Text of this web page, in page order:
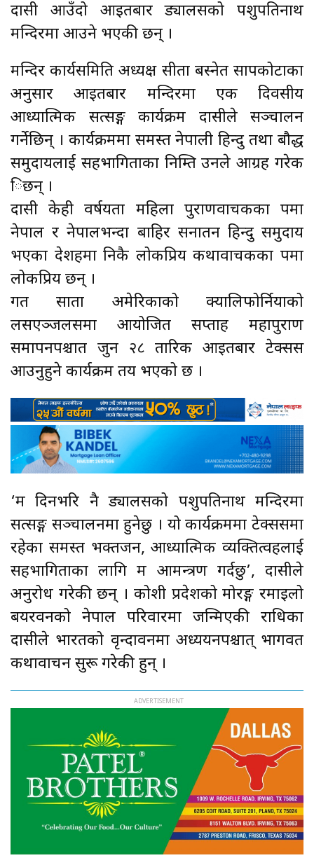
दासी आउँदो आइतबार ड्यालसको पशुपतिनाथ
मन्दिरमा आउने भएकी छन् ।
मन्दिर कार्यसमिति अध्यक्ष सीता बस्नेत सापकोटाका
अनुसार आइतबार मन्दिरमा एक दिवसीय
आध्यात्मिक सत्सङ्ग कार्यक्रम दासीले सञ्चालन
गर्नेछिन् । कार्यक्रममा समस्त नेपाली हिन्दु तथा बौद्ध
समुदायलाई सहभागिताका निम्ति उनले आग्रह गरेक
िछन् ।
दासी केही वर्षयता महिला पुराणवाचकका रुपमा
नेपाल र नेपालभन्दा बाहिर सनातन हिन्दु समुदाय
भएका देशहरुमा निकै लोकप्रिय कथावाचकका रुपमा
लोकप्रिय छन् ।
गत साता अमेरिकाको क्यालिफोर्नियाको
लसएञ्जलसमा आयोजित सप्ताह महापुराण
समापनपश्चात जुन २८ तारिक आइतबार टेक्सस
आउनुहुने कार्यक्रम तय भएको छ ।
‘म दिनभरि नै ड्यालसको पशुपतिनाथ मन्दिरमा
सत्सङ्ग सञ्चालनमा हुनेछु । यो कार्यक्रममा टेक्ससमा
रहेका समस्त भक्तजन, आध्यात्मिक व्यक्तित्वहरुलाई
सहभागिताका लागि म आमन्त्रण गर्दछु’, दासीले
अनुरोध गरेकी छन् । कोशी प्रदेशको मोरङ्ग रमाइलो
बयरवनको नेपाल परिवारमा जन्मिएकी राधिका
दासीले भारतको वृन्दावनमा अध्ययनपश्चात् भागवत
कथावाचन सुरू गरेकी हुन् ।